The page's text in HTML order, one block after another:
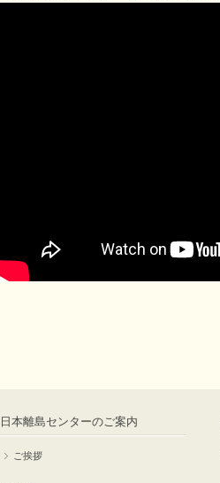
日本離島センターのご案内
ご挨拶